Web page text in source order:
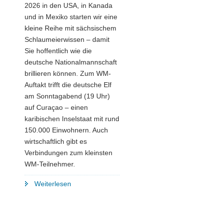
2026 in den USA, in Kanada
und in Mexiko starten wir eine
kleine Reihe mit sächsischem
Schlaumeierwissen – damit
Sie hoffentlich wie die
deutsche Nationalmannschaft
brillieren können. Zum WM-
Auftakt trifft die deutsche Elf
am Sonntagabend (19 Uhr)
auf Curaçao – einen
karibischen Inselstaat mit rund
150.000 Einwohnern. Auch
wirtschaftlich gibt es
Verbindungen zum kleinsten
WM-Teilnehmer.
Weiterlesen